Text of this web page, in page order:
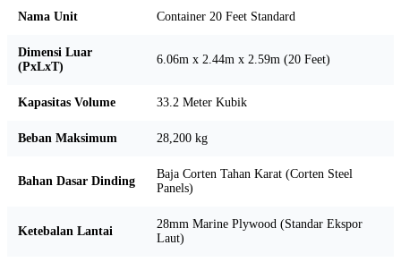
Nama Unit Container 20 Feet Standard
Dimensi Luar
(PxLxT)
6.06m x 2.44m x 2.59m (20 Feet)
Kapasitas Volume 33.2 Meter Kubik
Beban Maksimum 28,200 kg
Bahan Dasar Dinding
Baja Corten Tahan Karat (Corten Steel
Panels)
Ketebalan Lantai
28mm Marine Plywood (Standar Ekspor
Laut)